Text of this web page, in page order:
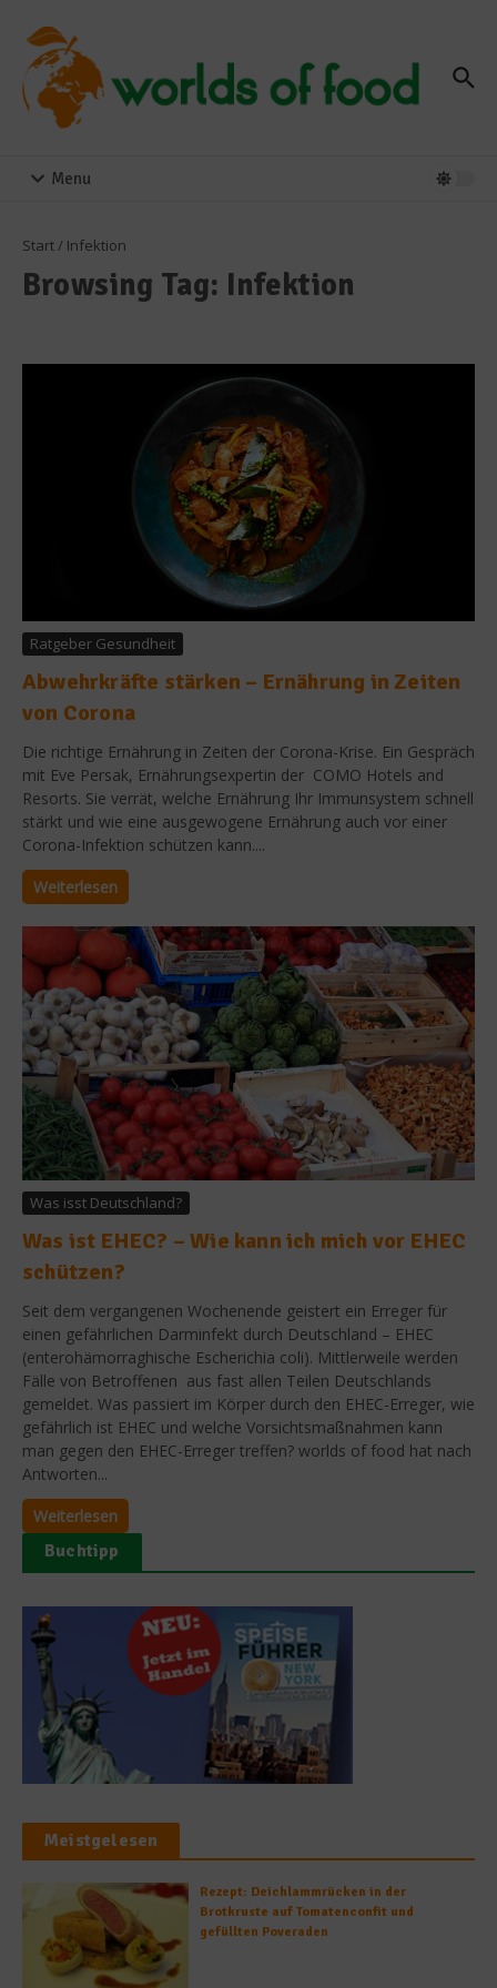
Menu
Start/ Infektion
Browsing Tag: Infektion
Ratgeber Gesundheit
Abwehrkräfte stärken – Ernährung in Zeiten
von Corona
Die richtige Ernährung in Zeiten der Corona-Krise. Ein Gespräch
mit Eve Persak, Ernährungsexpertin der COMO Hotels and
Resorts. Sie verrät, welche Ernährung Ihr Immunsystem schnell
stärkt und wie eine ausgewogene Ernährung auch vor einer
Corona-Infektion schützen kann....
Weiterlesen
Was isst Deutschland?
Was ist EHEC? – Wie kann ich mich vor EHEC
schützen?
Seit dem vergangenen Wochenende geistert ein Erreger für
einen gefährlichen Darminfekt durch Deutschland – EHEC
(enterohämorraghische Escherichia coli). Mittlerweile werden
Fälle von Betroffenen aus fast allen Teilen Deutschlands
gemeldet. Was passiert im Körper durch den EHEC-Erreger, wie
gefährlich ist EHEC und welche Vorsichtsmaßnahmen kann
man gegen den EHEC-Erreger treffen? worlds of food hat nach
Antworten...
Weiterlesen
Buchtipp
Meistgelesen
Rezept: Deichlammrücken in der
Brotkruste auf Tomatenconfit und
gefüllten Poveraden